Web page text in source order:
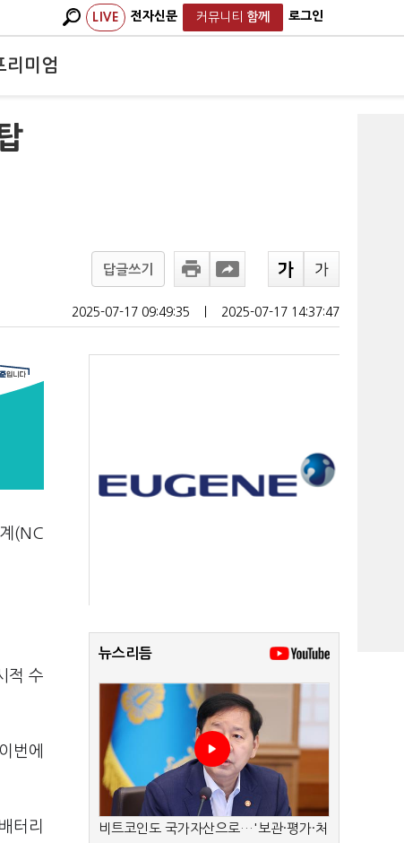
LIVE 전자신문 커뮤니티 함께 로그인
리미엄
답글쓰기
2025-07-17 09:49:35 2025-07-17 14:37:47
(NC
적 수
번에
터리
뉴스리듬
비트코인도 국가자산으로…'보관·평가·처